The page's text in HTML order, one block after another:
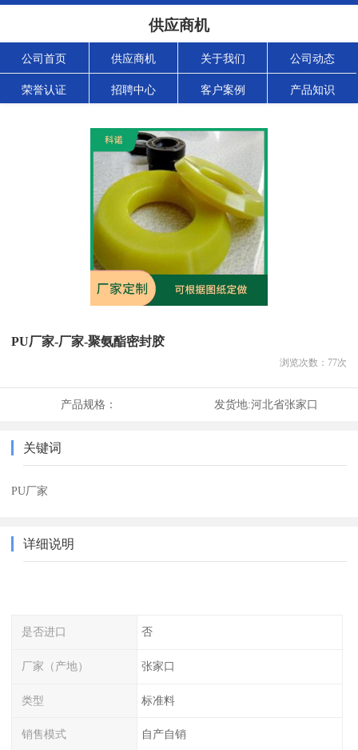
供应商机
公司首页 供应商机 关于我们 公司动态
荣誉认证 招聘中心 客户案例 产品知识
PU厂家-厂家-聚氨酯密封胶
浏览次数： 77次
产品规格： 发货地:河北省张家口
关键词
PU厂家
详细说明
是否进口 否
厂家（产地） 张家口
类型 标准料
销售模式 自产自销